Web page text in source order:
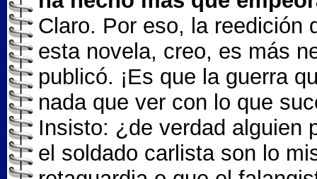
Claro. Por eso, la reedición
esta novela, creo, es más
publicó. ¡Es que la guerra
nada que ver con lo que
Insisto: ¿de verdad alguien
el soldado carlista son lo